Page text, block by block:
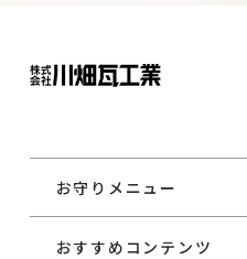
お守りメニュー
おすすめコンテンツ